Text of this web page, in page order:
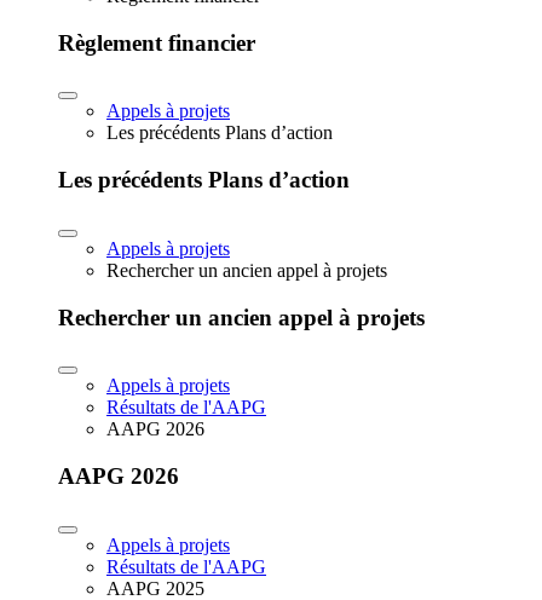
Règlement financier
Appels à projets
Les précédents Plans d’action
Les précédents Plans d’action
Appels à projets
Rechercher un ancien appel à projets
Rechercher un ancien appel à projets
Appels à projets
Résultats de l'AAPG
AAPG 2026
AAPG 2026
Appels à projets
Résultats de l'AAPG
AAPG 2025